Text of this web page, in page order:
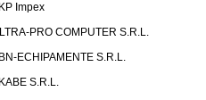
Impex
PRO COMPUTER S.R.L.
ECHIPAMENTE S.R.L.
S.R.L.